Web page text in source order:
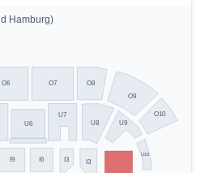
O10
O9
O8
O7
O6
U10
U9
U8
U7
U6
I6 I3 I3
I9
Hamburg)